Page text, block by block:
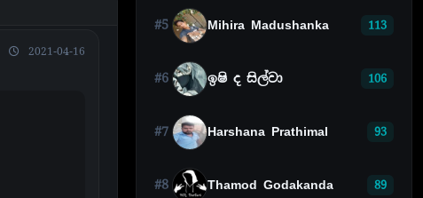
2021-04-16
#5 Mihira Madushanka 113
#6 ඉෂි ද සිල්වා 106
#7 Harshana Prathimal 93
#8 Thamod Godakanda 89